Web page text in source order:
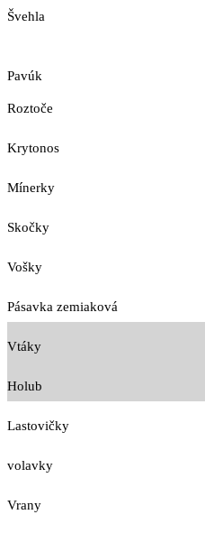
Švehla
Pavúk
Roztoče
Krytonos
Mínerky
Skočky
Vošky
Pásavka zemiaková
Vtáky
Holub
Lastovičky
volavky
Vrany